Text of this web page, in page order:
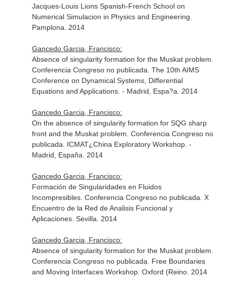
Jacques-Louis Lions Spanish-French School on
Numerical Simulacion in Physics and Engineering.
Pamplona. 2014
Gancedo Garcia, Francisco:
Absence of singularity formation for the Muskat problem.
Conferencia Congreso no publicada. The 10th AIMS
Conference on Dynamical Systems, Differential
Equations and Applications. - Madrid, Espa?a. 2014
Gancedo Garcia, Francisco:
On the absence of singularity formation for SQG sharp
front and the Muskat problem. Conferencia Congreso no
publicada. ICMAT¿China Exploratory Workshop. -
Madrid, España. 2014
Gancedo Garcia, Francisco:
Formación de Singularidades en Fluidos
Incompresibles. Conferencia Congreso no publicada. X
Encuentro de la Red de Analisis Funcional y
Aplicaciones. Sevilla. 2014
Gancedo Garcia, Francisco:
Absence of singularity formation for the Muskat problem.
Conferencia Congreso no publicada. Free Boundaries
and Moving Interfaces Workshop. Oxford (Reino. 2014